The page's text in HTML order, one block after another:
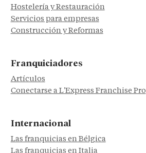
Hostelería y Restauración
Servicios para empresas
Construcción y Reformas
Franquiciadores
Artículos
Conectarse a L'Express Franchise Pro
Internacional
Las franquicias en Bélgica
Las franquicias en Italia